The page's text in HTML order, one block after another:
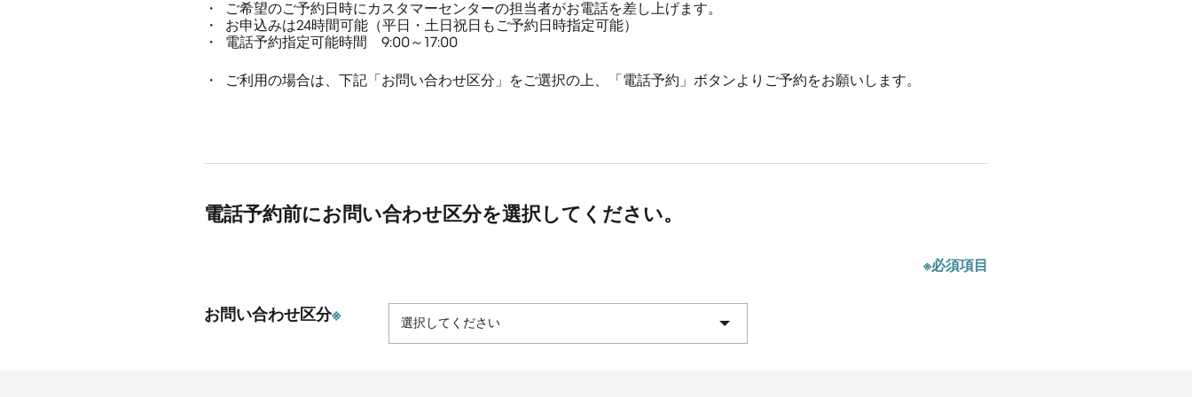
ご希望のご予約日時にカスタマーセンターの担当者がお電話を差し上げます。
お申込みは24時間可能（平日・土日祝日もご予約日時指定可能）
電話予約指定可能時間 9:00～17:00
ご利用の場合は、下記「お問い合わせ区分」をご選択の上、「電話予約」ボタンよりご予約をお願いします。
電話予約前にお問い合わせ区分を選択してください。
※必須項目
お問い合わせ区分※